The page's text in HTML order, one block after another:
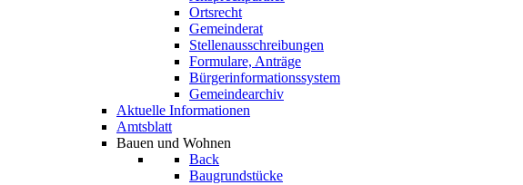
Ortsrecht
Gemeinderat
Stellenausschreibungen
Formulare, Anträge
Bürgerinformationssystem
Gemeindearchiv
Aktuelle Informationen
Amtsblatt
Bauen und Wohnen
Back
Baugrundstücke